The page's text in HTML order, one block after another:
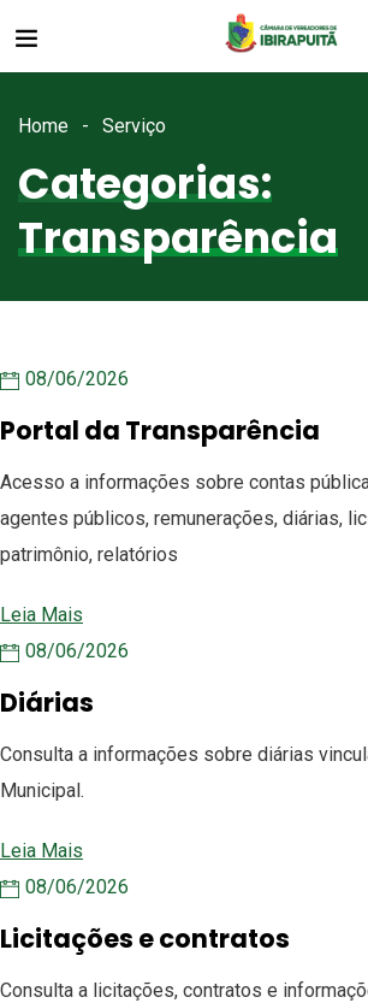
Home Serviço
Categorias:
Transparência
08/06/2026
Portal da Transparência
Acesso a informações sobre contas
agentes públicos, remunerações, diárias,
patrimônio, relatórios
Leia Mais
08/06/2026
Diárias
Consulta a informações sobre diárias
Municipal.
Leia Mais
08/06/2026
Licitações e contratos
Consulta a licitações, contratos e